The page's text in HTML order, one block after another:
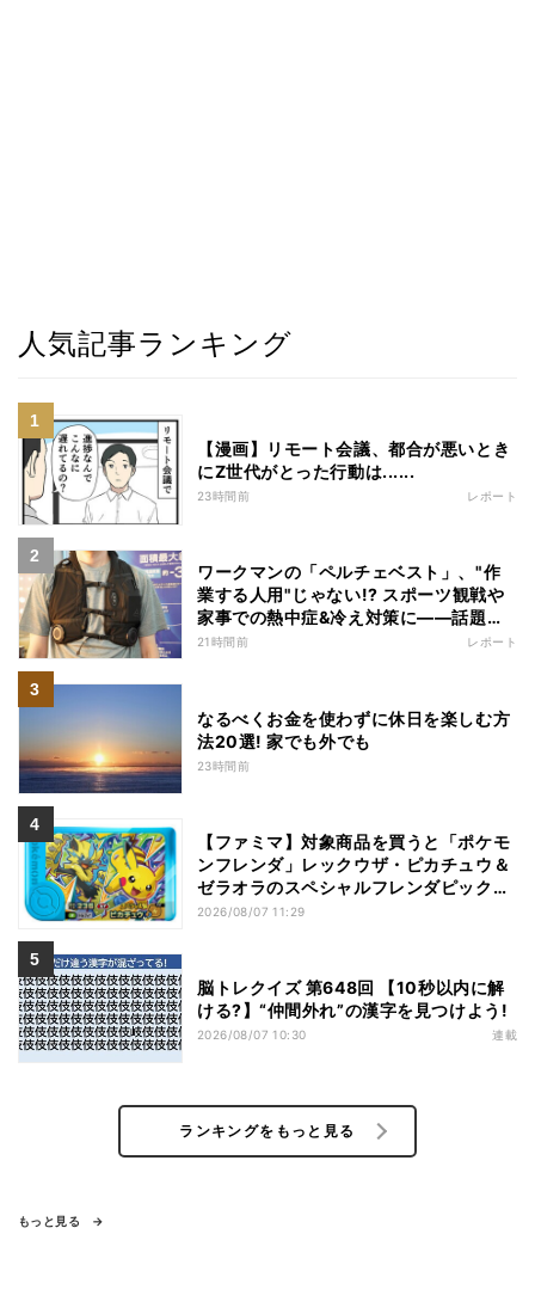
人気記事ランキング
【漫画】リモート会議、都合が悪いとき
にZ世代がとった行動は......
23時間前 レポート
ワークマンの「ペルチェベスト」、"作
業する人用"じゃない!? スポーツ観戦や
家事での熱中症&冷え対策に――話題の
商品を徹底検証
21時間前 レポート
なるべくお金を使わずに休日を楽しむ方
法20選! 家でも外でも
23時間前
【ファミマ】対象商品を買うと「ポケモ
ンフレンダ」レックウザ・ピカチュウ＆
ゼラオラのスペシャルフレンダピックが
もらえるキャンペーン
2026/08/07 11:29
脳トレクイズ 第648回 【10秒以内に解
ける?】“仲間外れ”の漢字を見つけよう!
2026/08/07 10:30 連載
ランキングをもっと見る
もっと見る